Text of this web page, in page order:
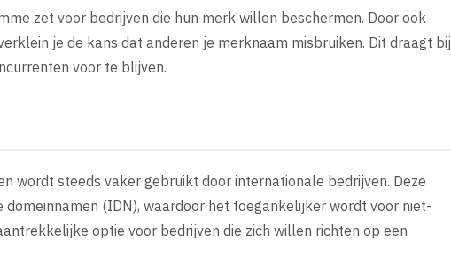
zet voor bedrijven die hun merk willen beschermen. Door ook
je de kans dat anderen je merknaam misbruiken. Dit draagt bij
voor te blijven.
wordt steeds vaker gebruikt door internationale bedrijven. Deze
(IDN), waardoor het toegankelijker wordt voor niet-
optie voor bedrijven die zich willen richten op een